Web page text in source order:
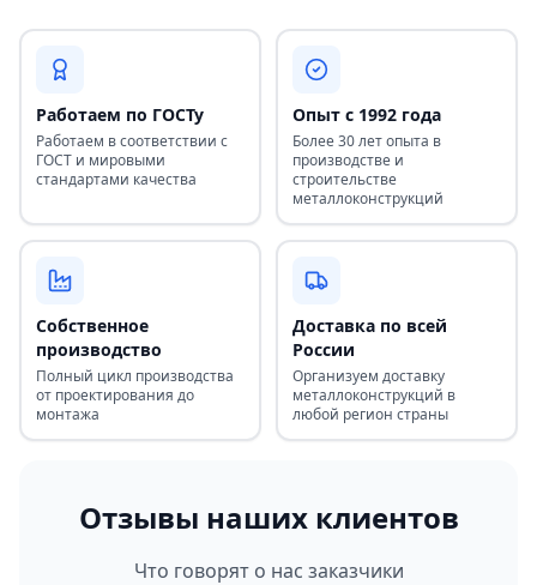
Работаем по ГОСТу
Работаем в соответствии с
ГОСТ и мировыми
стандартами качества
Опыт с 1992 года
Более 30 лет опыта в
производстве и
строительстве
металлоконструкций
Собственное
производство
Полный цикл производства
от проектирования до
монтажа
Доставка по всей
России
Организуем доставку
металлоконструкций в
любой регион страны
Отзывы наших клиентов
Что говорят о нас заказчики